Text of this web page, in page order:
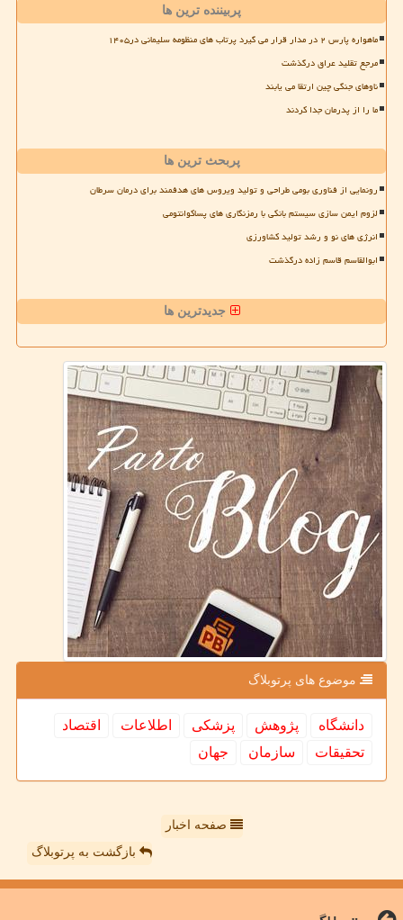
پربیننده ترین ها
ماهواره پارس ۲ در مدار قرار می گیرد پرتاب های منظومه سلیمانی در۱۴۰۵
مرجع تقلید عراق درگذشت
ناوهای جنگی چین ارتقا می یابند
ما را از پدرمان جدا کردند
پربحث ترین ها
رونمایی از فناوری بومی طراحی و تولید ویروس های هدفمند برای درمان سرطان
لزوم ایمن سازی سیستم بانکی با رمزنگاری های پساکوانتومی
انرژی های نو و رشد تولید کشاورزی
ابوالقاسم قاسم زاده درگذشت
جدیدترین ها
موضوع های پرتوبلاگ
دانشگاه پژوهش پزشكی اطلاعات
اقتصاد
تحقیقات
سازمان جهان
صفحه اخبار
بازگشت به پرتوبلاگ